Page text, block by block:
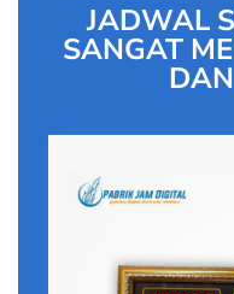
JADWAL
SANGAT